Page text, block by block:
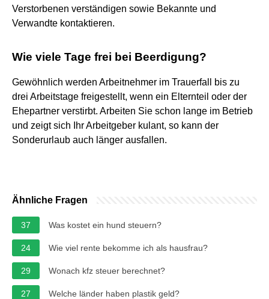
Verstorbenen verständigen sowie Bekannte und
Verwandte kontaktieren.
Wie viele Tage frei bei Beerdigung?
Gewöhnlich werden Arbeitnehmer im Trauerfall bis zu
drei Arbeitstage freigestellt, wenn ein Elternteil oder der
Ehepartner verstirbt. Arbeiten Sie schon lange im Betrieb
und zeigt sich Ihr Arbeitgeber kulant, so kann der
Sonderurlaub auch länger ausfallen.
Ähnliche Fragen
37 Was kostet ein hund steuern?
24 Wie viel rente bekomme ich als hausfrau?
29 Wonach kfz steuer berechnet?
27 Welche länder haben plastik geld?